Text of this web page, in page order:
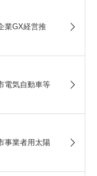
業GX経営推
電気自動車等
事業者用太陽